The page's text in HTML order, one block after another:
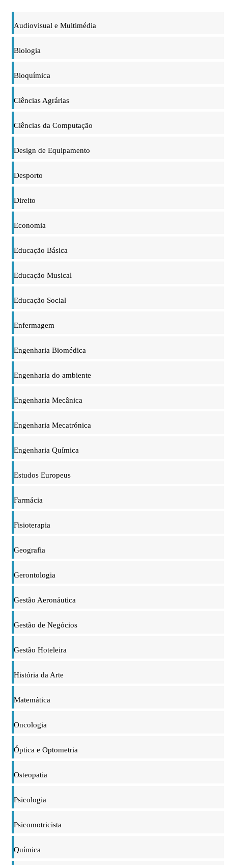
Audiovisual e Multimédia
Biologia
Bioquímica
Ciências Agrárias
Ciências da Computação
Design de Equipamento
Desporto
Direito
Economia
Educação Básica
Educação Musical
Educação Social
Enfermagem
Engenharia Biomédica
Engenharia do ambiente
Engenharia Mecânica
Engenharia Mecatrónica
Engenharia Química
Estudos Europeus
Farmácia
Fisioterapia
Geografia
Gerontologia
Gestão Aeronáutica
Gestão de Negócios
Gestão Hoteleira
História da Arte
Matemática
Oncologia
Óptica e Optometria
Osteopatia
Psicologia
Psicomotricista
Química